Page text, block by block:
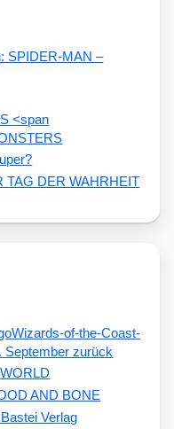
SPIDER-MAN –
<span
TAG DER WAHRHEIT
Wizards-of-the-Coast-
September zurück
AND BONE